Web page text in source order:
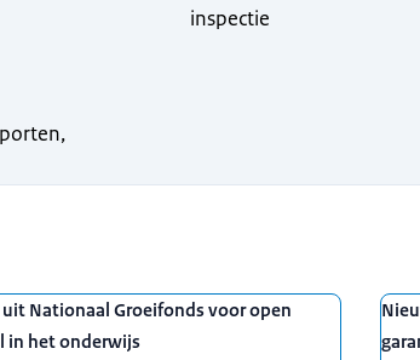
inspectie
Nationaal Groeifonds voor open
in het onderwijs